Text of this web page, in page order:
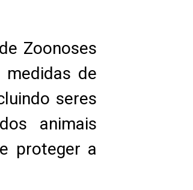
Zoonoses
medidas de
seres
animais
proteger a